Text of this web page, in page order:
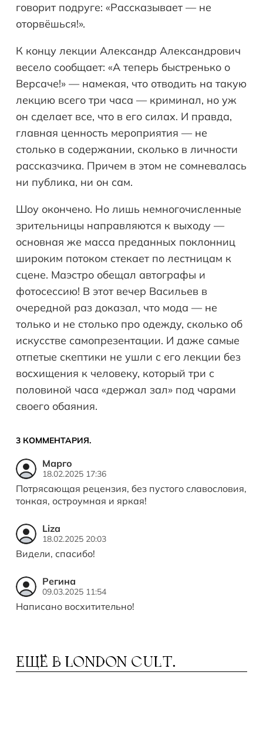
говорит подруге: «Рассказывает — не
оторвёшься!».
К концу лекции Александр Александрович
весело сообщает: «А теперь быстренько о
Версаче!» — намекая, что отводить на такую
лекцию всего три часа — криминал, но уж
он сделает все, что в его силах. И правда,
главная ценность мероприятия — не
столько в содержании, сколько в личности
рассказчика. Причем в этом не сомневалась
ни публика, ни он сам.
Шоу окончено. Но лишь немногочисленные
зрительницы направляются к выходу —
основная же масса преданных поклонниц
широким потоком стекает по лестницам к
сцене. Маэстро обещал автографы и
фотосессию! В этот вечер Васильев в
очередной раз доказал, что мода — не
только и не столько про одежду, сколько об
искусстве самопрезентации. И даже самые
отпетые скептики не ушли с его лекции без
восхищения к человеку, который три с
половиной часа «держал зал» под чарами
своего обаяния.
3 КОММЕНТАРИЯ.
Марго
18.02.2025 17:36
Потрясающая рецензия, без пустого славословия,
тонкая, остроумная и яркая!
Liza
18.02.2025 20:03
Видели, спасибо!
Регина
09.03.2025 11:54
Написано восхитительно!
ЕЩЁ В LONDON CULT.